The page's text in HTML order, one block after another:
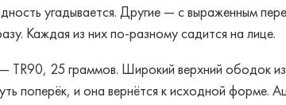
угадывается. Другие — с выраженным
Каждая из них по-разному садится на лице.
TR90, 25 граммов. Широкий верхний ободок
поперёк, и она вернётся к исходной